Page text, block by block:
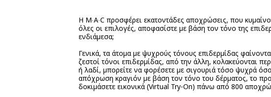
Η M∙A∙C προσφέρει εκατοντάδες αποχρώσεις, που
όλες οι επιλογές, αποφασίστε με βάση τον τόνο της
ενδιάμεσα;
Γενικά, τα άτομα με ψυχρούς τόνους επιδερμίδας
ζεστοί τόνοι επιδερμίδας, από την άλλη, κολακεύονται
ή λαδί, μπορείτε να φορέσετε με σιγουριά τόσο ψυχρά
απόχρωση κραγιόν με βάση τον τόνο του δέρματος, το
δοκιμάσετε εικονικά (Virtual Try-On) πάνω από 800